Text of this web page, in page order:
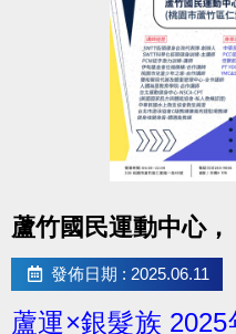
蘆竹國民運動中心
發佈日期 : 2025.06.11
蘆運×銀髮族